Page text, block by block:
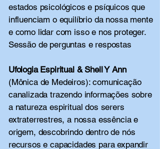
estados psicológicos e psíquicos que
influenciam o equilíbrio da nossa mente
e como lidar com isso e nos proteger.
Sessão de perguntas e respostas
Ufologia Espiritual & Shell Y Ann
(Mônica de Medeiros): comunicação
canalizada trazendo informações sobre
a natureza espiritual dos serers
extraterrestres, a nossa essência e
origem, descobrindo dentro de nós
recursos e capacidades para expandir